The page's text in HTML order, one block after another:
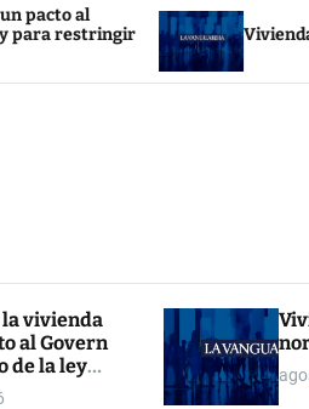
Vivienda y excesos
la vivienda
al Govern
de la ley
la